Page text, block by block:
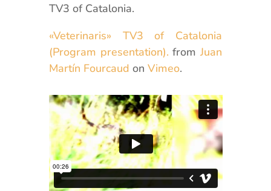
TV3 of Catalonia.
«Veterinaris» TV3 of Catalonia
(Program presentation). fromJuan
Martín Fourcaud on Vimeo.